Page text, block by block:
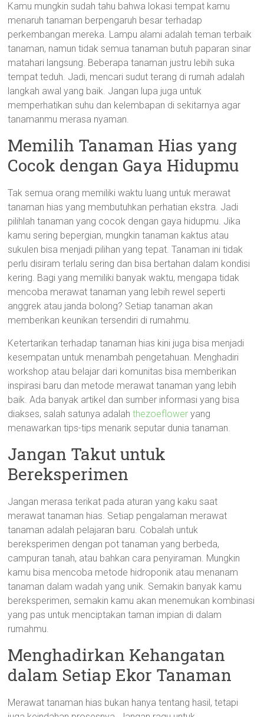
Kamu mungkin sudah tahu bahwa lokasi tempat kamu
menaruh tanaman berpengaruh besar terhadap
perkembangan mereka. Lampu alami adalah teman terbaik
tanaman, namun tidak semua tanaman butuh paparan sinar
matahari langsung. Beberapa tanaman justru lebih suka
tempat teduh. Jadi, mencari sudut terang di rumah adalah
langkah awal yang baik. Jangan lupa juga untuk
memperhatikan suhu dan kelembapan di sekitarnya agar
tanamanmu merasa nyaman.
Memilih Tanaman Hias yang
Cocok dengan Gaya Hidupmu
Tak semua orang memiliki waktu luang untuk merawat
tanaman hias yang membutuhkan perhatian ekstra. Jadi
pilihlah tanaman yang cocok dengan gaya hidupmu. Jika
kamu sering bepergian, mungkin tanaman kaktus atau
sukulen bisa menjadi pilihan yang tepat. Tanaman ini tidak
perlu disiram terlalu sering dan bisa bertahan dalam kondisi
kering. Bagi yang memiliki banyak waktu, mengapa tidak
mencoba merawat tanaman yang lebih rewel seperti
anggrek atau janda bolong? Setiap tanaman akan
memberikan keunikan tersendiri di rumahmu.
Ketertarikan terhadap tanaman hias kini juga bisa menjadi
kesempatan untuk menambah pengetahuan. Menghadiri
workshop atau belajar dari komunitas bisa memberikan
inspirasi baru dan metode merawat tanaman yang lebih
baik. Ada banyak artikel dan sumber informasi yang bisa
diakses, salah satunya adalahthezoeflower yang
menawarkan tips-tips menarik seputar dunia tanaman.
Jangan Takut untuk
Bereksperimen
Jangan merasa terikat pada aturan yang kaku saat
merawat tanaman hias. Setiap pengalaman merawat
tanaman adalah pelajaran baru. Cobalah untuk
bereksperimen dengan pot tanaman yang berbeda,
campuran tanah, atau bahkan cara penyiraman. Mungkin
kamu bisa mencoba metode hidroponik atau menanam
tanaman dalam wadah yang unik. Semakin banyak kamu
bereksperimen, semakin kamu akan menemukan kombinasi
yang pas untuk menciptakan taman impian di dalam
rumahmu.
Menghadirkan Kehangatan
dalam Setiap Ekor Tanaman
Merawat tanaman hias bukan hanya tentang hasil, tetapi